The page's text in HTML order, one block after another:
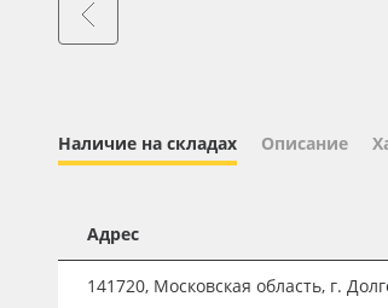
Новинки ассортимента
Orajet 3640
Плёнка монтажная Oratape
Наличие на складах Описание
Адрес
141720, Московская область, г.